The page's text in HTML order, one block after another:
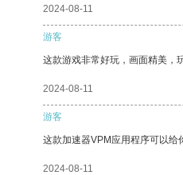
2024-08-11
游客
这款游戏非常好玩，画面精美，
2024-08-11
游客
这款加速器VPM应用程序可以给
2024-08-11